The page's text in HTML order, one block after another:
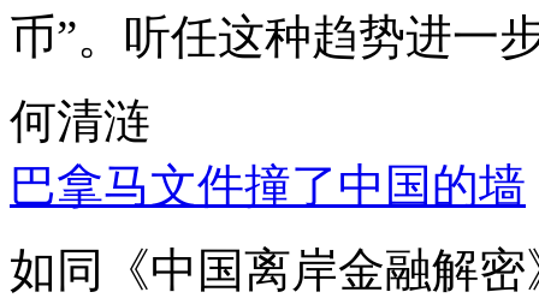
币”。听任这种趋势进一
何清涟
巴拿马文件撞了中国的墙
如同《中国离岸金融解